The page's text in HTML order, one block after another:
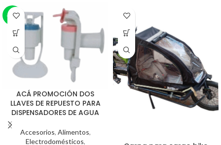
-25%
ACÁ PROMOCIÓN DOS
LLAVES DE REPUESTO PARA
DISPENSADORES DE AGUA
Accesorios, Alimentos,
Electrodomésticos,